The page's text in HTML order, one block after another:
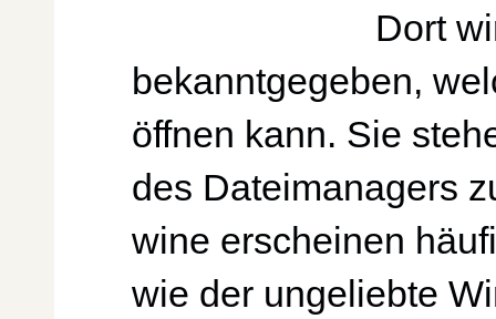
Dort
bekanntgegeben,
öffnen kann. Sie
des Dateimanagers
wine erscheinen
wie der ungeliebte